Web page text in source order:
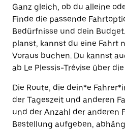
Ganz gleich, ob du alleine
Finde die passende
Bedürfnisse und dein
planst, kannst du eine Fahrt
Voraus buchen. Du kannst
ab Le Plessis-Trévise über
Die Route, die dein*e
der Tageszeit und anderen
und der Anzahl der anderen
Bestellung aufgeben,